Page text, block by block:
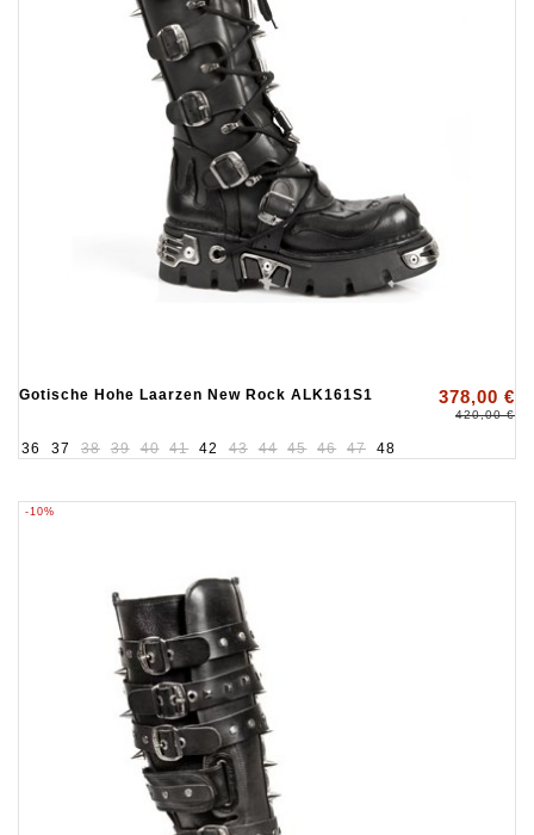
Gotische Hohe Laarzen New Rock ALK161S1 378,00 €
420,00 €
36 37 38 39 40 41 42 43 44 45 46 47 48
-10%